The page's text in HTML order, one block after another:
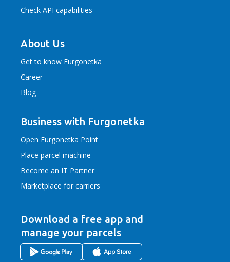
Check API capabilities
About Us
Get to know Furgonetka
Career
Blog
Business with Furgonetka
Open Furgonetka Point
Place parcel machine
Become an IT Partner
Marketplace for carriers
Download a free app and
manage your parcels